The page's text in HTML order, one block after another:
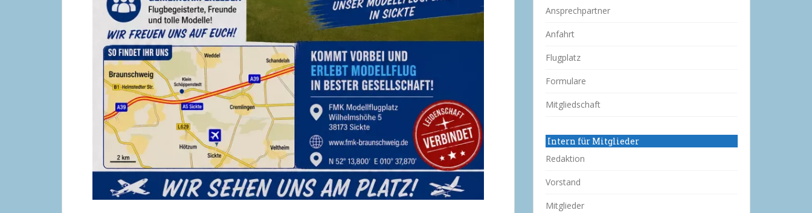
Ansprechpartner
Anfahrt
Flugplatz
Formulare
Mitgliedschaft
Intern für Mitglieder
Redaktion
Vorstand
Mitglieder